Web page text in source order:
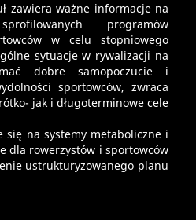
zawiera ważne informacje na
programów
w celu stopniowego
sytuacje w rywalizacji na
dobre samopoczucie i
sportowców, zwraca
jak i długoterminowe cele
się na systemy metaboliczne i
dla rowerzystów i sportowców
ustrukturyzowanego planu